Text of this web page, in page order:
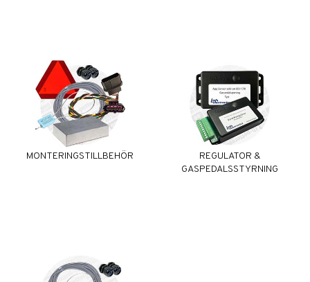
MONTERINGSTILLBEHÖR
REGULATOR &
GASPEDALSSTYRNING